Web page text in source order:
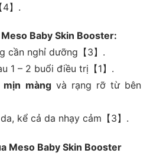
】.
Baby Skin Booster:
cần nghỉ dưỡng【3】.
1 – 2 buổi điều trị【1】.
mịn màngvà rạng rỡ từ bên
kể cả da nhạy cảm【3】.
Meso Baby Skin Booster